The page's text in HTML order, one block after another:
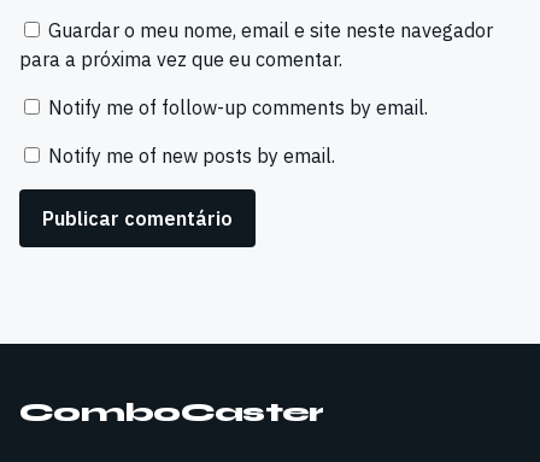
Guardar o meu nome, email e site neste navegador
para a próxima vez que eu comentar.
Notify me of follow-up comments by email.
Notify me of new posts by email.
ComboCaster